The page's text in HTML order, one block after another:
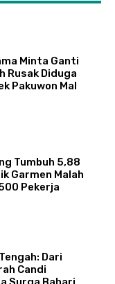
Minta Ganti
Rusak Diduga
Pakuwon Mal
Tumbuh 5,88
Garmen Malah
Pekerja
Dari
Candi